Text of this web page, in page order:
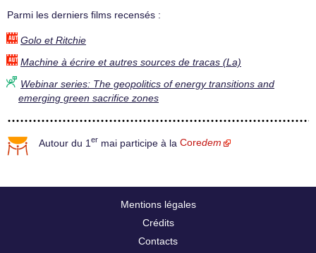
Parmi les derniers films recensés :
Golo et Ritchie
Machine à écrire et autres sources de tracas (La)
Webinar series: The geopolitics of energy transitions and
emerging green sacrifice zones
Autour du 1 er mai participe à la Coredem
Mentions légales
Crédits
Contacts